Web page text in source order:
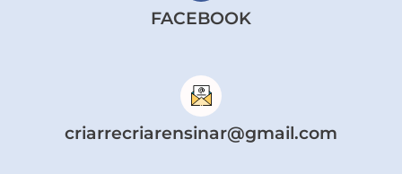
FACEBOOK
criarrecriarensinar@gmail.com